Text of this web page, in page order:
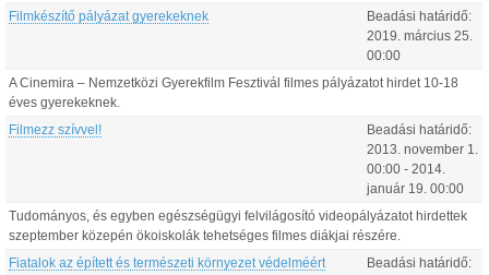
Filmkészítő pályázat gyerekeknek
Beadási határidő:
2019. március 25
00:00
A Cinemira – Nemzetközi Gyerekfilm Fesztivál filmes pályázatot hirdet 10-18
éves gyerekeknek.
Filmezz szívvel!
Beadási határidő:
2013. november 1
00:00 - 2014.
január 19 00:00
Tudományos, és egyben egészségügyi felvilágosító videopályázatot hirdettek
szeptember közepén ökoiskolák tehetséges filmes diákjai részére.
Fiatalok az épített és természeti környezet védelméért
Beadási határidő: